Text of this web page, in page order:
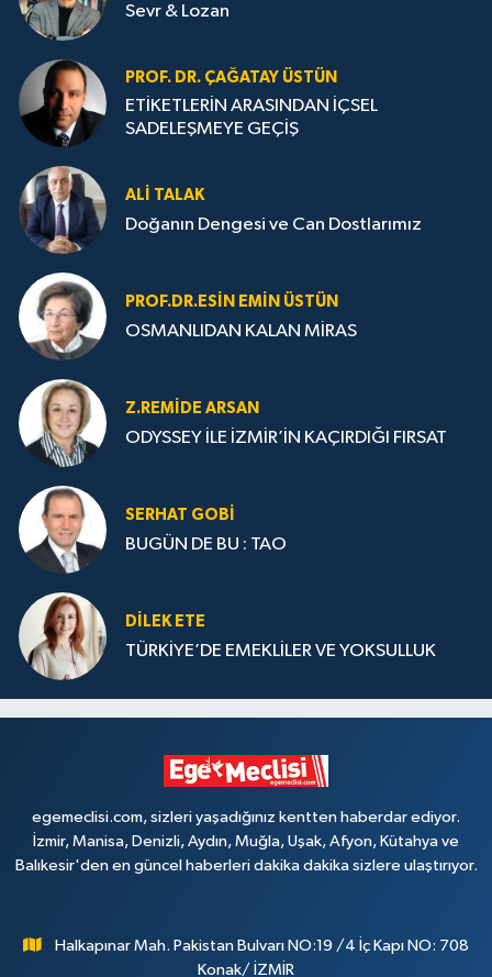
Sevr & Lozan
PROF. DR. ÇAĞATAY ÜSTÜN
ETİKETLERİN ARASINDAN İÇSEL
SADELEŞMEYE GEÇİŞ
ALI TALAK
Doğanın Dengesi ve Can Dostlarımız
PROF.DR.ESIN EMIN ÜSTÜN
OSMANLIDAN KALAN MİRAS
Z.REMIDE ARSAN
ODYSSEY İLE İZMİR’İN KAÇIRDIĞI FIRSAT
SERHAT GOBİ
BUGÜN DE BU : TAO
DILEK ETE
TÜRKİYE’DE EMEKLİLER VE YOKSULLUK
egemeclisi.com, sizleri yaşadığınız kentten haberdar ediyor.
İzmir, Manisa, Denizli, Aydın, Muğla, Uşak, Afyon, Kütahya ve
Balıkesir'den en güncel haberleri dakika dakika sizlere ulaştırıyor.
Halkapınar Mah. Pakistan Bulvarı NO:19 /4 İç Kapı NO: 708
Konak/ İZMİR